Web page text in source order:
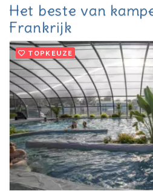
Het beste van
Frankrijk
TOPKEUZE